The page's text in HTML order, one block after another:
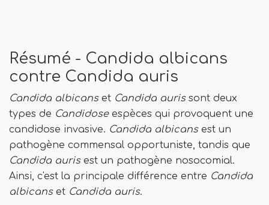
Résumé - Candida albicans
contre Candida auris
Candida albicanset Candida aurissont deux
types de Candidoseespèces qui provoquent une
candidose invasive. Candida albicansest un
pathogène commensal opportuniste, tandis que
Candida aurisest un pathogène nosocomial.
Ainsi, c'est la principale différence entre Candida
albicanset Candida auris.